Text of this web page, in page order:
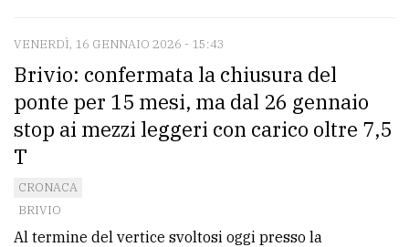
VENERDÌ, 16 GENNAIO 2026 - 15:43
Brivio: confermata la chiusura del
ponte per 15 mesi, ma dal 26 gennaio
stop ai mezzi leggeri con carico oltre 7,5
T
CRONACA
BRIVIO
Al termine del vertice svoltosi oggi presso la